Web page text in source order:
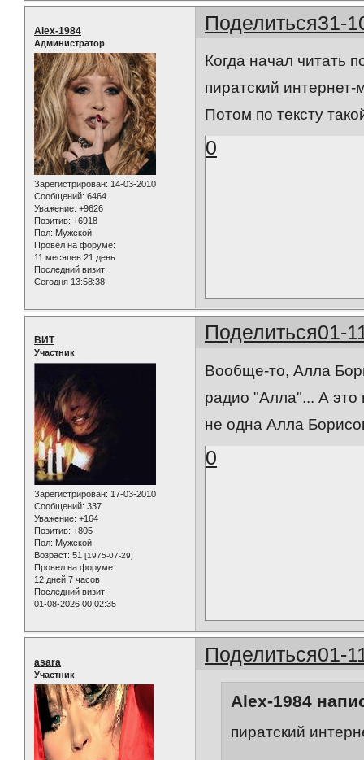
Поделиться31-
Alex-1984
Администратор
Зарегистрирован: 14-03-2010
Сообщений: 6464
Уважение: +9626
Позитив: +6918
Пол: Мужской
Провел на форуме:
11 месяцев 21 день
Последний визит:
Сегодня 13:58:38
Когда начал читать
пиратский
Потом по тексту
0
Поделиться01-
ВИТ
Участник
Зарегистрирован: 17-03-2010
Сообщений: 337
Уважение: +164
Позитив: +805
Пол: Мужской
Возраст: 51 [1975-07-29]
Провел на форуме:
12 дней 7 часов
Последний визит:
01-08-2026 00:02:35
Вообще-то, Алла
радио "Алла"... А это
не одна Алла
0
Поделиться01-
asara
Участник
Alex-1984
пиратский